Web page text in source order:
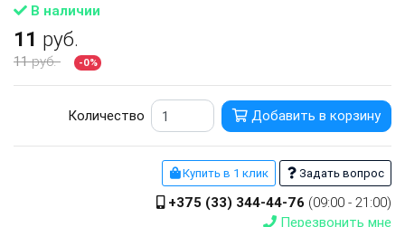
В наличии
11 руб.
11руб. -0%
Количество Добавить в корзину
Купить в 1 клик Задать вопрос
+375 (33) 344-44-76 (09:00 - 21:00)
Перезвонить мне